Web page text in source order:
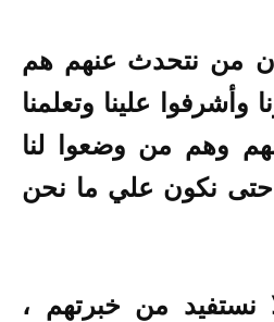
من نتحدث عنهم هم
علينا وتعلمنا
وهم من وضعوا لنا
نكون علي ما نحن
نستفيد من خبرتهم ،